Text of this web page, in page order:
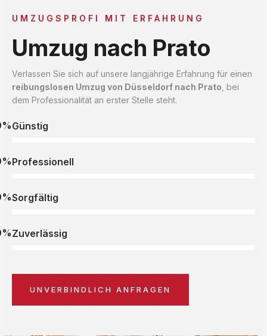
UMZUGSPROFI MIT ERFAHRUNG
Umzug nach Prato
Verlassen Sie sich auf unsere langjährige Erfahrung für einen
reibungslosen Umzug von Düsseldorf nach Prato , bei
dem Professionalität an erster Stelle steht.
Günstig
Professionell
Sorgfältig
Zuverlässig
UNVERBINDLICH ANFRAGEN